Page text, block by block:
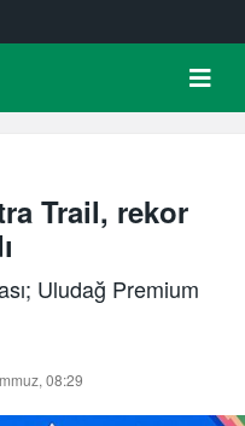
Trail, rekor
Uludağ Premium
08:29